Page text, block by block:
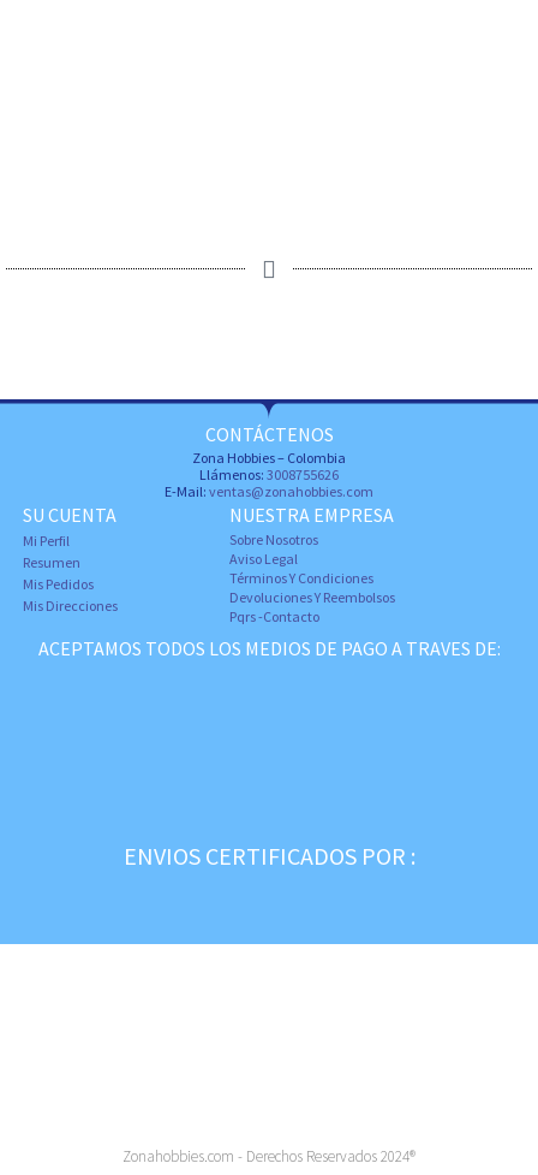
CONTÁCTENOS
Zona Hobbies – Colombia
Llámenos: 3008755626
E-Mail: ventas@zonahobbies.com
SU CUENTA
Mi Perfil
Resumen
Mis Pedidos
Mis Direcciones
NUESTRA EMPRESA
Sobre Nosotros
Aviso Legal
Términos Y Condiciones
Devoluciones Y Reembolsos
Pqrs -Contacto
ACEPTAMOS TODOS LOS MEDIOS DE PAGO A TRAVES DE:
ENVIOS CERTIFICADOS POR :
Zonahobbies.com - Derechos Reservados 2024®